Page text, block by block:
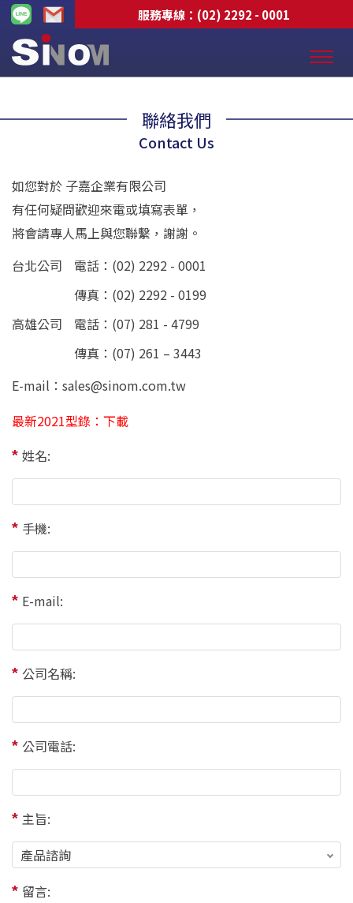
服務專線： (02) 2292 - 0001
聯絡我們
Contact Us
如您對於 子嘉企業有限公司
有任何疑問歡迎來電或填寫表單，
將會請專人馬上與您聯繫，謝謝。
台北公司
電話： (02) 2292 - 0001
傳真：(02) 2292 - 0199
高雄公司
電話： (07) 281 - 4799
傳真：(07) 261 – 3443
E-mail： sales@sinom.com.tw
最新2021型錄： 下載
姓名:
手機:
E-mail:
公司名稱:
公司電話:
主旨:
留言: